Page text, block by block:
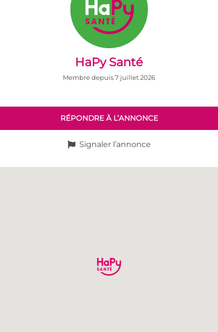
HaPy Santé
Membre depuis 7 juillet 2026
RÉPONDRE À L’ANNONCE
Signaler l’annonce